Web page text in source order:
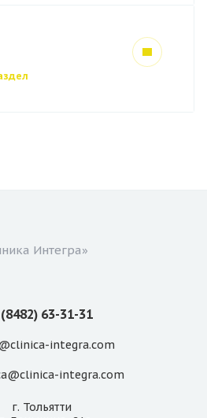
Интегра»
63-31-31
integra.com
integra.com
г. Тольятти